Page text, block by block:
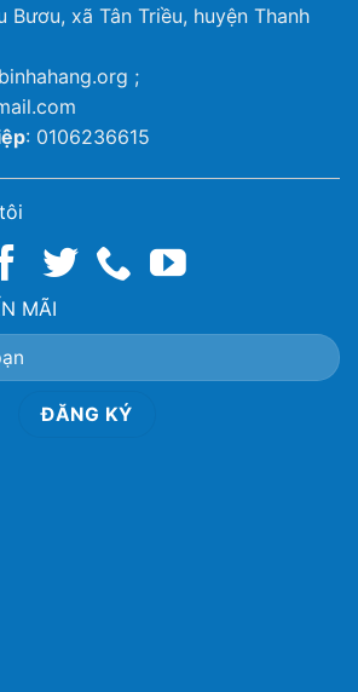
Bươu, xã Tân Triều, huyện Thanh
;
: 0106236615
MÃI